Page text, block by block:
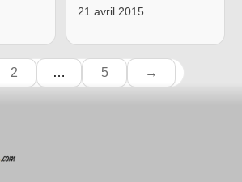
21 avril 2015
2 … 5 →